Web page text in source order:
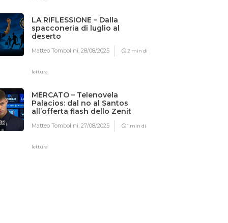
LA RIFLESSIONE – Dalla
spacconeria di luglio al
deserto
Matteo Tombolini,28/08/2025 2 min di
lettura
MERCATO – Telenovela
Palacios: dal no al Santos
all’offerta flash dello Zenit
Matteo Tombolini,27/08/2025 1 min di
lettura